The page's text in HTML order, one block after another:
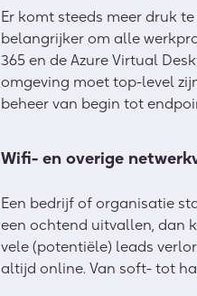
Er komt steeds meer druk
belangrijker om alle
365 en de Azure Virtual
omgeving moet top-level
beheer van begin tot
Wifi- en overige
Een bedrijf of organisatie
een ochtend uitvallen, dan
vele (potentiële) leads
altijd online. Van soft- tot